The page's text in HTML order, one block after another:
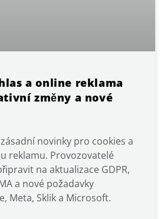
a online reklama
změny a nové
novinky pro cookies a
reklamu. Provozovatelé
na aktualizace GDPR,
a nové požadavky
Meta, Sklik a Microsoft.